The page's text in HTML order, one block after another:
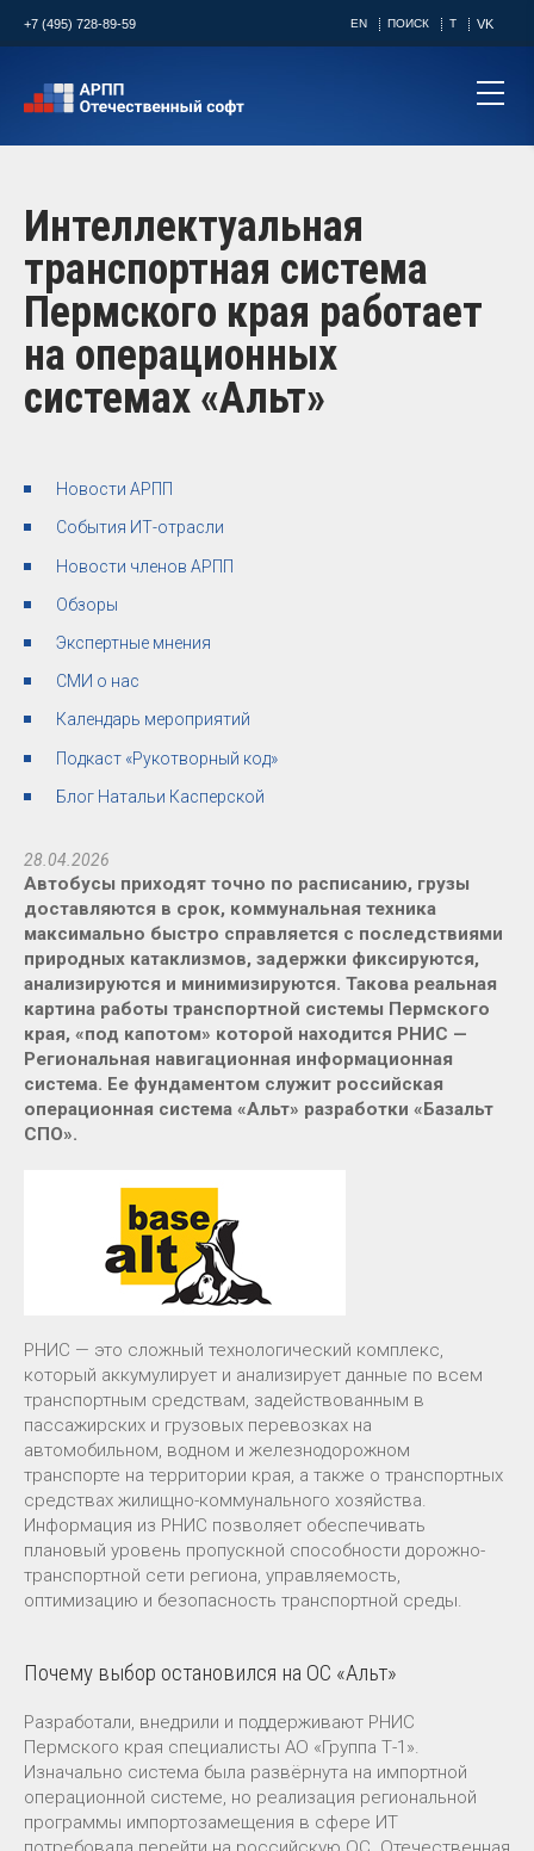
+7 (495) 728-89-59 EN ПОИСК T VK
Интеллектуальная
транспортная система
Пермского края работает
на операционных
системах «Альт»
Новости АРПП
События ИТ-отрасли
Новости членов АРПП
Обзоры
Экспертные мнения
СМИ о нас
Календарь мероприятий
Подкаст «Рукотворный код»
Блог Натальи Касперской
28.04.2026
Автобусы приходят точно по расписанию, грузы
доставляются в срок, коммунальная техника
максимально быстро справляется с последствиями
природных катаклизмов, задержки фиксируются,
анализируются и минимизируются. Такова реальная
картина работы транспортной системы Пермского
края, «под капотом» которой находится РНИС —
Региональная навигационная информационная
система. Ее фундаментом служит российская
операционная система «Альт» разработки «Базальт
СПО».
РНИС — это сложный технологический комплекс,
который аккумулирует и анализирует данные по всем
транспортным средствам, задействованным в
пассажирских и грузовых перевозках на
автомобильном, водном и железнодорожном
транспорте на территории края, а также о транспортных
средствах жилищно-коммунального хозяйства.
Информация из РНИС позволяет обеспечивать
плановый уровень пропускной способности дорожно-
транспортной сети региона, управляемость,
оптимизацию и безопасность транспортной среды.
Почему выбор остановился на ОС «Альт»
Разработали, внедрили и поддерживают РНИС
Пермского края специалисты АО «Группа Т-1».
Изначально система была развёрнута на импортной
операционной системе, но реализация региональной
программы импортозамещения в сфере ИТ